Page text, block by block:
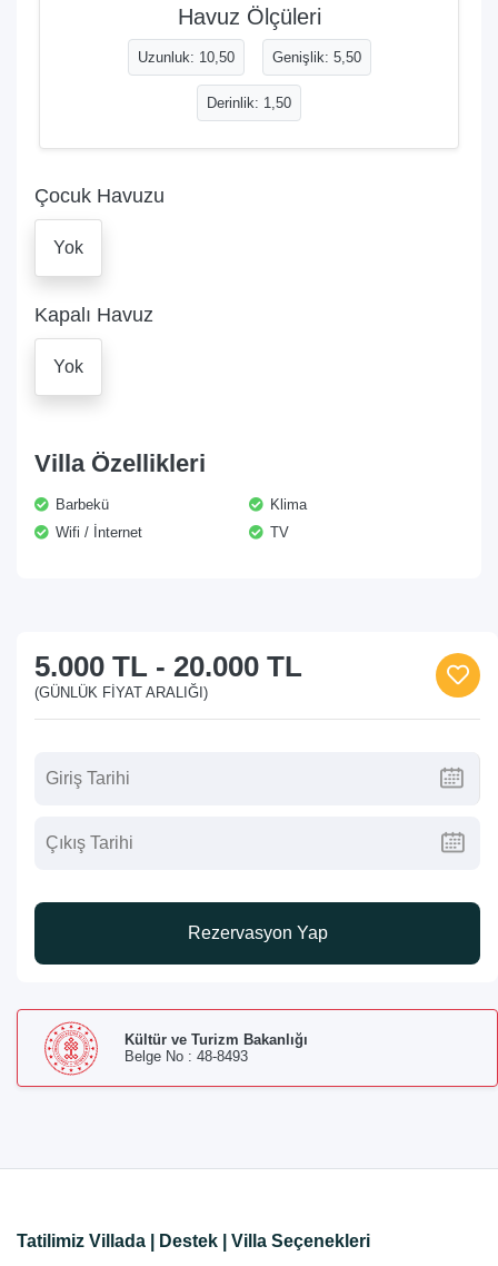
Havuz Ölçüleri
Uzunluk: 10,50 Genişlik: 5,50
Derinlik: 1,50
Çocuk Havuzu
Yok
Kapalı Havuz
Yok
Villa Özellikleri
Barbekü
Klima
Wifi / İnternet
TV
5.000 TL - 20.000 TL
(GÜNLÜK FIYAT ARALIĞI)
Rezervasyon Yap
Kültür ve Turizm Bakanlığı
Belge No : 48-8493
Tatilimiz Villada | Destek | Villa Seçenekleri